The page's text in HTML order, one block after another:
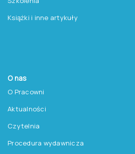
Książki i inne artykuły
O nas
O Pracowni
Aktualności
Czytelnia
Procedura wydawnicza